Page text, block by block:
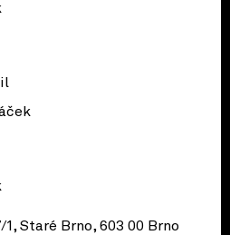
Staré Brno, 603 00 Brno